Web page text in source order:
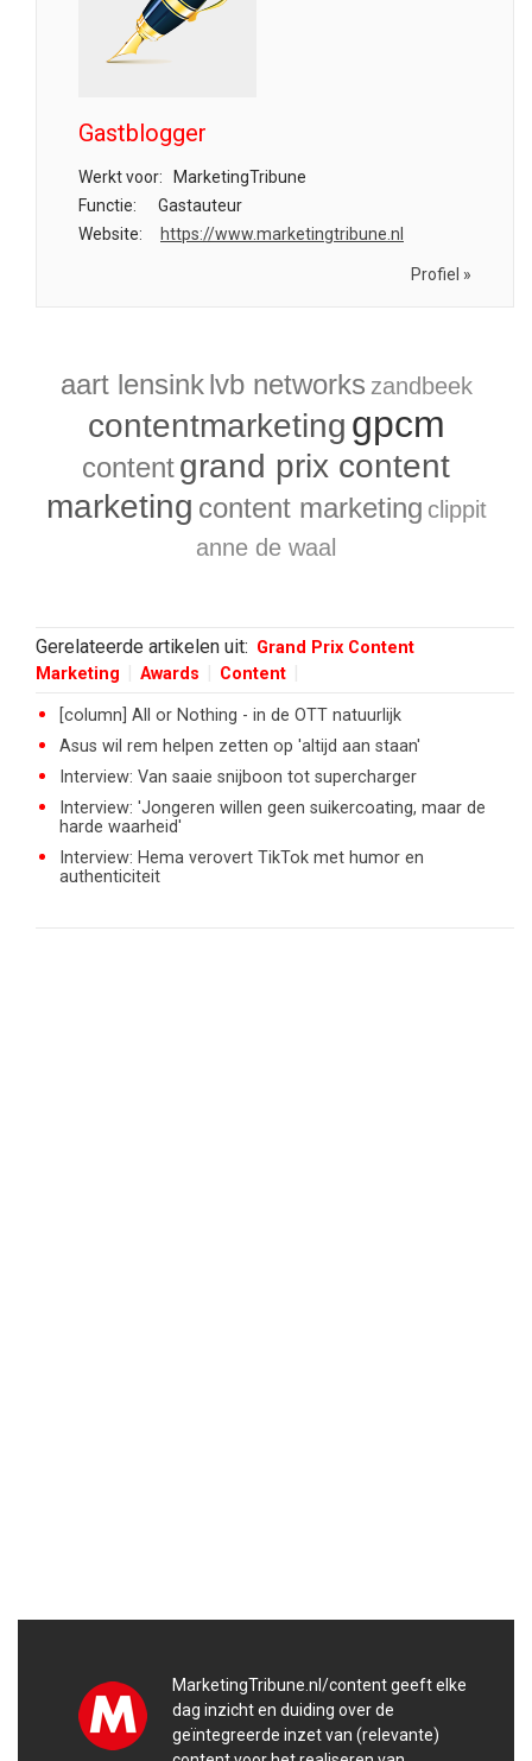
Gastblogger
Werkt voor:
MarketingTribune
Functie:
Gastauteur
Website:
https://www.marketingtribune.nl
Profiel »
aart lensink lvb networks zandbeek
contentmarketing gpcm
contentgrand prix content
marketing content marketing clippit
anne de waal
Gerelateerde artikelen uit: Grand Prix Content
Marketing
Awards Content
[column] All or Nothing - in de OTT natuurlijk
Asus wil rem helpen zetten op 'altijd aan staan'
Interview: Van saaie snijboon tot supercharger
Interview: 'Jongeren willen geen suikercoating, maar de
harde waarheid'
Interview: Hema verovert TikTok met humor en
authenticiteit
MarketingTribune.nl/content geeft elke
dag inzicht en duiding over de
geïntegreerde inzet van (relevante)